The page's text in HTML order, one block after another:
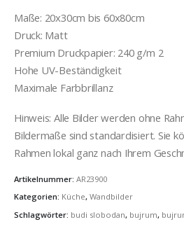
Maße: 20x30cm bis 60x80cm
Druck: Matt
Premium Druckpapier: 240 g/m 2
Hohe UV-Beständigkeit
Maximale Farbbrillanz
Hinweis: Alle Bilder werden ohne
Bildermaße sind standardisiert. Sie
Rahmen lokal ganz nach Ihrem
Artikelnummer: AR23900
Kategorien: Küche, Wandbilder
Schlagwörter: budi slobodan, bujrum,